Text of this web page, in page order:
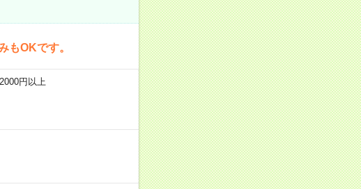
OKです。
円以上